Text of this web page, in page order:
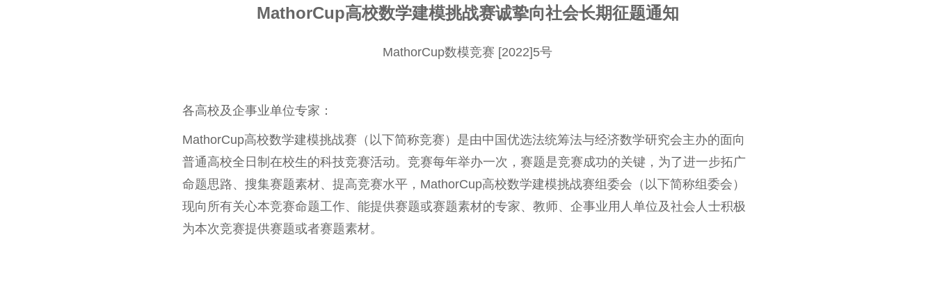
MathorCup高校数学建模挑战赛诚挚向社会长期征题通知
MathorCup数模竞赛 [2022]5号
各高校及企事业单位专家：
MathorCup高校数学建模挑战赛（以下简称竞赛）是由中国优选法统筹法与经济数学研究会主办的面向
普通高校全日制在校生的科技竞赛活动。竞赛每年举办一次，赛题是竞赛成功的关键，为了进一步拓广
命题思路、搜集赛题素材、提高竞赛水平，MathorCup高校数学建模挑战赛组委会（以下简称组委会）
现向所有关心本竞赛命题工作、能提供赛题或赛题素材的专家、教师、企事业用人单位及社会人士积极
为本次竞赛提供赛题或者赛题素材。